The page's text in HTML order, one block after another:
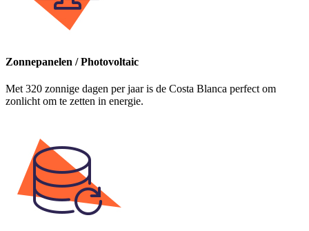
Zonnepanelen / Photovoltaic
Met 320 zonnige dagen per jaar is de Costa Blanca perfect om
zonlicht om te zetten in energie.